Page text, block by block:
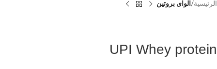
الرئيسية الواى بروتين
UPI Whey protein